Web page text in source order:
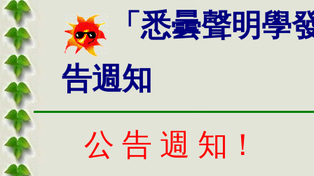
「悉曇聲明學
告週知
公 告 週 知！